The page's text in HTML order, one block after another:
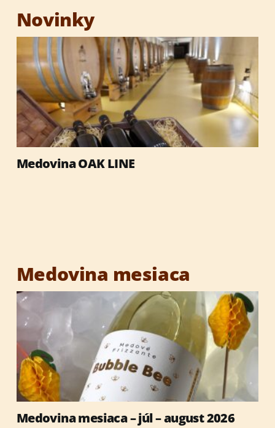
Darčekové sety
Darčekové obaly
Med
Výrobky so včelími produktmi
Novinky
Medovina OAK LINE
Medovina mesiaca
Medovina mesiaca – júl – august 2026